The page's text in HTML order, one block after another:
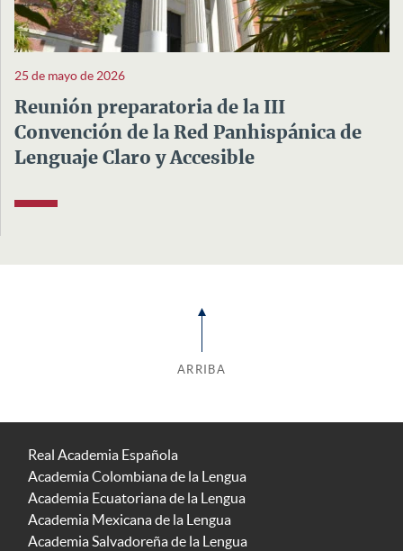
25 de mayo de 2026
Reunión preparatoria de la III
Convención de la Red Panhispánica de
Lenguaje Claro y Accesible
ARRIBA
Real Academia Española
Academia Colombiana de la Lengua
Academia Ecuatoriana de la Lengua
Academia Mexicana de la Lengua
Academia Salvadoreña de la Lengua